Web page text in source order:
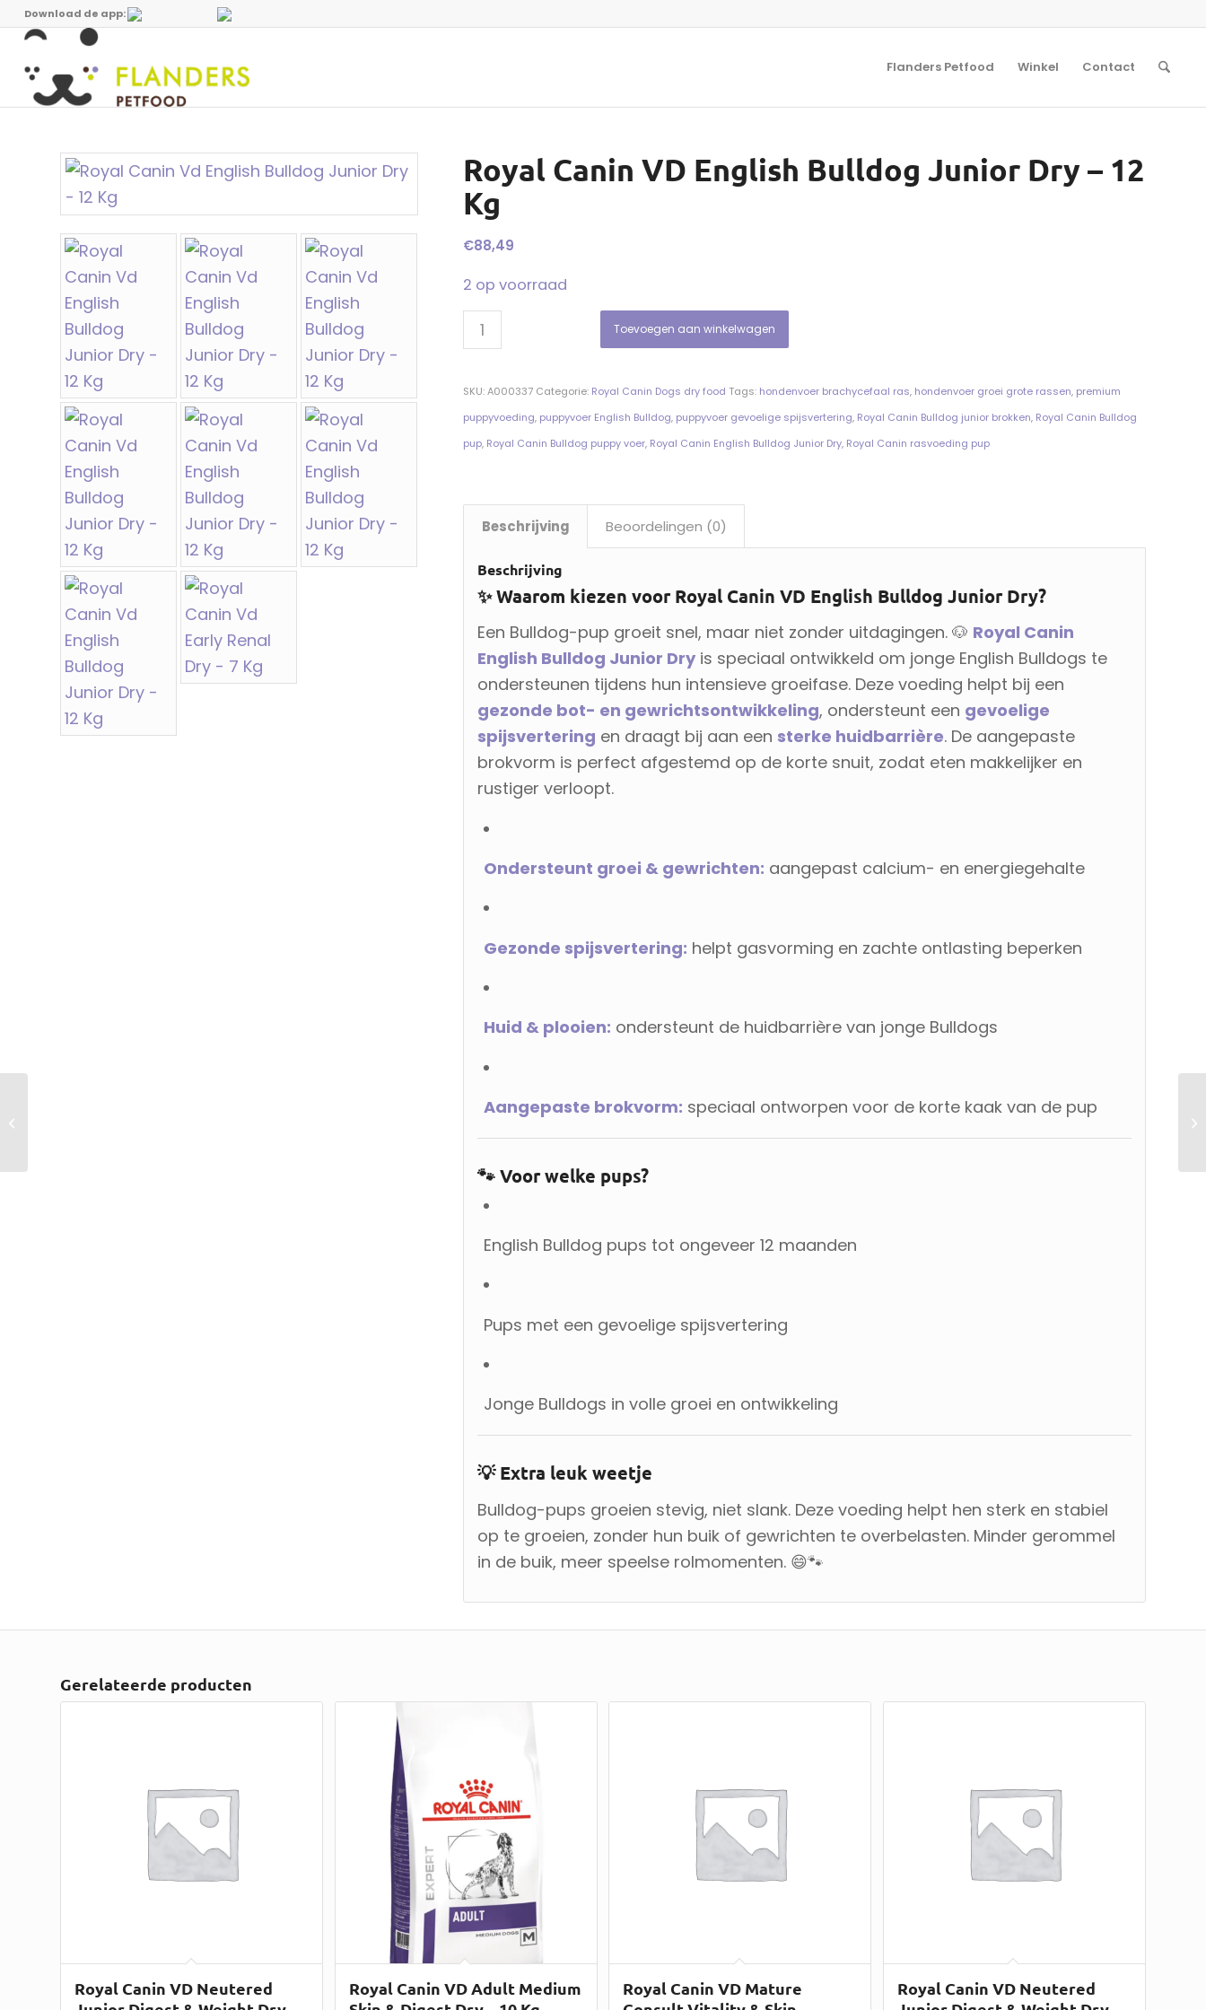
Download de app:
Flanders Petfood Winkel Contact
Royal Canin VD English Bulldog Junior Dry – 12
Kg
€88,49
2 op voorraad
Toevoegen aan winkelwagen
SKU:A000337 Categorie: Royal Canin Dogs dry food Tags: hondenvoer brachycefaal ras, hondenvoer groei grote rassen, premium
puppyvoeding, puppyvoer English Bulldog, puppyvoer gevoelige spijsvertering, Royal Canin Bulldog junior brokken, Royal Canin Bulldog
pup, Royal Canin Bulldog puppy voer, Royal Canin English Bulldog Junior Dry, Royal Canin rasvoeding pup
Beschrijving Beoordelingen (0)
Beschrijving
✨ Waarom kiezen voor Royal Canin VD English Bulldog Junior Dry?
Een Bulldog-pup groeit snel, maar niet zonder uitdagingen. 🐶 Royal Canin
English Bulldog Junior Dry is speciaal ontwikkeld om jonge English Bulldogs te
ondersteunen tijdens hun intensieve groeifase. Deze voeding helpt bij een
gezonde bot- en gewrichtsontwikkeling, ondersteunt een gevoelige
spijsvertering en draagt bij aan een sterke huidbarrière. De aangepaste
brokvorm is perfect afgestemd op de korte snuit, zodat eten makkelijker en
rustiger verloopt.
Ondersteunt groei & gewrichten: aangepast calcium- en energiegehalte
Gezonde spijsvertering: helpt gasvorming en zachte ontlasting beperken
Huid & plooien: ondersteunt de huidbarrière van jonge Bulldogs
Aangepaste brokvorm: speciaal ontworpen voor de korte kaak van de pup
🐾 Voor welke pups?
English Bulldog pups tot ongeveer 12 maanden
Pups met een gevoelige spijsvertering
Jonge Bulldogs in volle groei en ontwikkeling
💡 Extra leuk weetje
Bulldog-pups groeien stevig, niet slank. Deze voeding helpt hen sterk en stabiel
op te groeien, zonder hun buik of gewrichten te overbelasten. Minder gerommel
in de buik, meer speelse rolmomenten. 😄🐾
Gerelateerde producten
Royal Canin VD Neutered
Royal Canin VD Adult Medium
Royal Canin VD Mature
Royal Canin VD Neutered